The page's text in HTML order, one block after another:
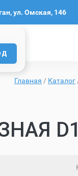
ул. Омская, 146
Главная / Каталог